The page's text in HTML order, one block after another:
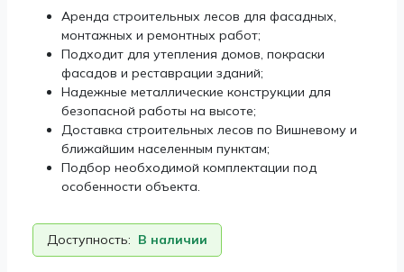
Аренда строительных лесов для фасадных,
монтажных и ремонтных работ;
Подходит для утепления домов, покраски
фасадов и реставрации зданий;
Надежные металлические конструкции для
безопасной работы на высоте;
Доставка строительных лесов по Вишневому и
ближайшим населенным пунктам;
Подбор необходимой комплектации под
особенности объекта.
Доступность: В наличии